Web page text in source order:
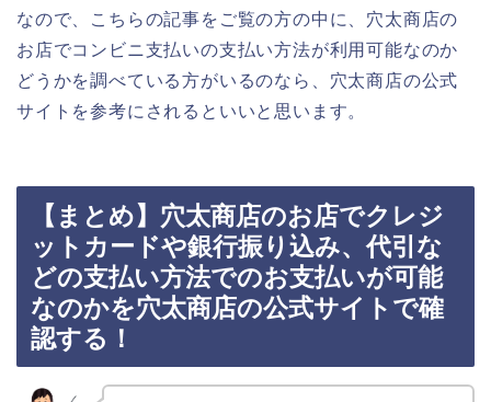
なので、こちらの記事をご覧の方の中に、穴太商店の
お店でコンビニ支払いの支払い方法が利用可能なのか
どうかを調べている方がいるのなら、穴太商店の公式
サイトを参考にされるといいと思います。
【まとめ】穴太商店のお店でクレジ
ットカードや銀行振り込み、代引な
どの支払い方法でのお支払いが可能
なのかを穴太商店の公式サイトで確
認する！